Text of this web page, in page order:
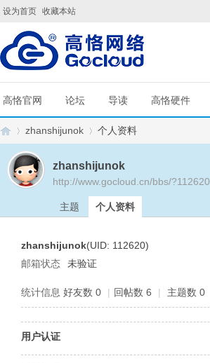
设为首页 收藏本站
高恪官网 论坛 导读 高恪硬件
zhanshijunok 个人资料
zhanshijunok
http://www.gocloud.cn/bbs/?112620
主题 个人资料
zhanshijunok(UID: 112620)
邮箱状态
未验证
统计信息 好友数 0 | 回帖数 6 | 主题数 0
用户认证